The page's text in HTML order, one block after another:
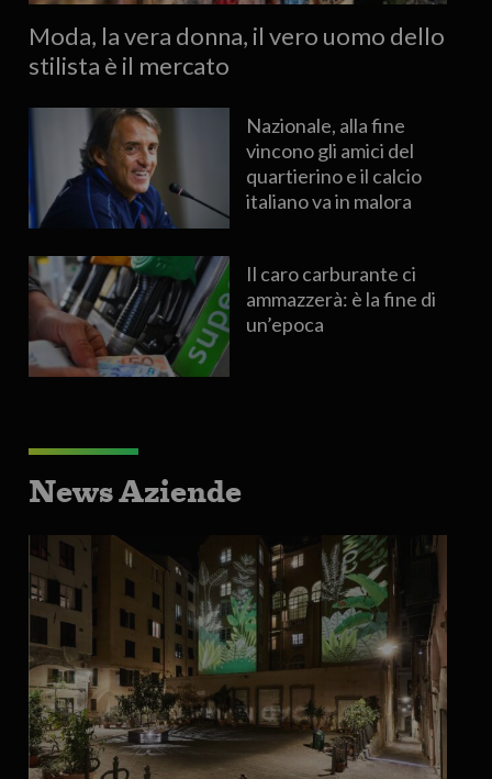
Moda, la vera donna, il vero uomo dello
stilista è il mercato
Nazionale, alla fine
vincono gli amici del
quartierino e il calcio
italiano va in malora
Il caro carburante ci
ammazzerà: è la fine di
un’epoca
News Aziende